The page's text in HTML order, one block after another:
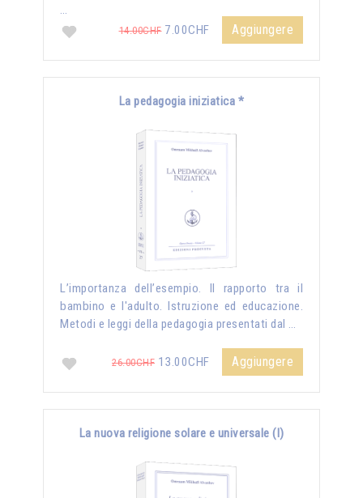
…
14.00CHF7.00CHF Aggiungere
La pedagogia iniziatica *
L’importanza dell’esempio. Il rapporto tra il
bambino e l'adulto. Istruzione ed educazione.
Metodi e leggi della pedagogia presentati dal …
26.00CHF 13.00CHF Aggiungere
La nuova religione solare e universale (I)